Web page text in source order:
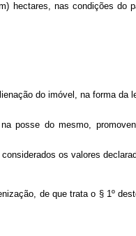
hectares, nas condições do
do imóvel, na forma da
posse do mesmo,
os valores
de que trata o § 1º